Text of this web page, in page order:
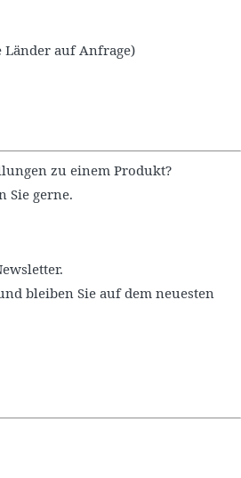
Länder auf Anfrage)
zu einem Produkt?
Sie gerne.
bleiben Sie auf dem neuesten